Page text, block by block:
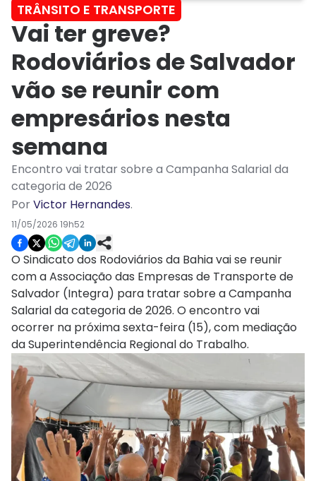
TRÂNSITO E TRANSPORTE
Vai ter greve?
Rodoviários de Salvador
vão se reunir com
empresários nesta
semana
Encontro vai tratar sobre a Campanha Salarial da
categoria de 2026
PorVictor Hernandes.
11/05/2026 19h52
O Sindicato dos Rodoviários da Bahia vai se reunir
com a Associação das Empresas de Transporte de
Salvador (Integra) para tratar sobre a Campanha
Salarial da categoria de 2026. O encontro vai
ocorrer na próxima sexta-feira (15), com mediação
da Superintendência Regional do Trabalho.